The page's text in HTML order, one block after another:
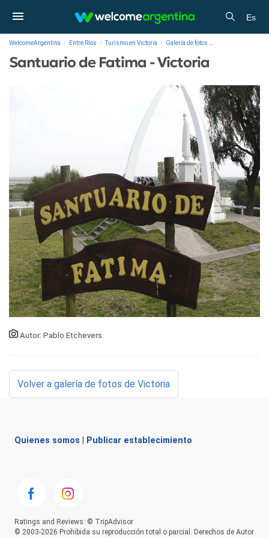
Es
WelcomeArgentina Entre Ríos Turismo en Victoria Galería de fotos
Santuario de Fatima - Victoria
Autor: Pablo Etchevers
Volver a galería de fotos de Victoria
Quienes somos Publicar establecimiento
Ratings and Reviews: © TripAdvisor
© 2003-2026 Prohibida su reproducción total o parcial. Derechos de Autor